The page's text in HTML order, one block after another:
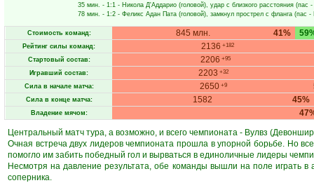
35 мин. - 1:1 - Никола Д'Аддарио (головой), удар с близкого расстояния (пас -
78 мин. - 1:2 - Феликс Адан Пата (головой), замкнул прострел с фланга (пас -
Стоимость команд: 41%
845 млн.
Рейтинг силы команд: 2136 +182
Стартовый состав: 2206 +95
Игравший состав: 2203 +32
Сила в начале матча: 2650+9
Сила в конце матча: 45%
1582
Владение мячом:
Центральный матч тура, а возможно, и всего чемпионата - Вулвз
Очная встреча двух лидеров чемпионата прошла в упорной борьбе. Но
помогло им забить победный гол и вырваться в единоличные лидеры
Несмотря на давление результата, обе команды вышли на поле играть
соперника.